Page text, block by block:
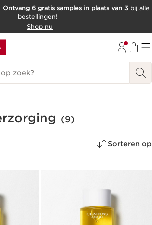
INHOUD
6 gratis samples in plaats van 3 bij alle
bestellingen!
Shop nu
(9)
Sorteren op